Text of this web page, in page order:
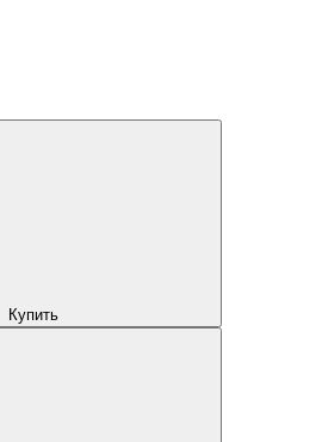
Купить